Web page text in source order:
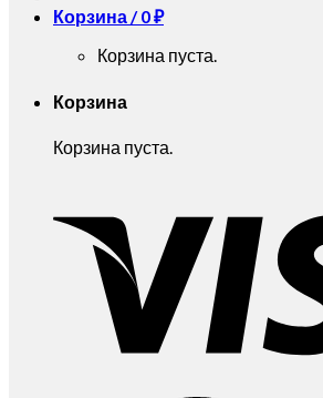
Корзина /0₽
Корзина пуста.
Корзина
Корзина пуста.